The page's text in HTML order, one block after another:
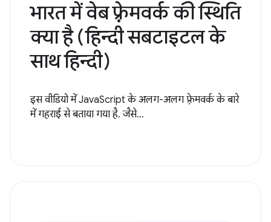
भारत में वेब फ़्रेमवर्क की स्थिति
क्या है (हिन्दी सबटाइटल के
साथ हिन्दी)
इस वीडियो में JavaScript के अलग-अलग फ़्रेमवर्क के बारे
में गहराई से बताया गया है. जैसे...